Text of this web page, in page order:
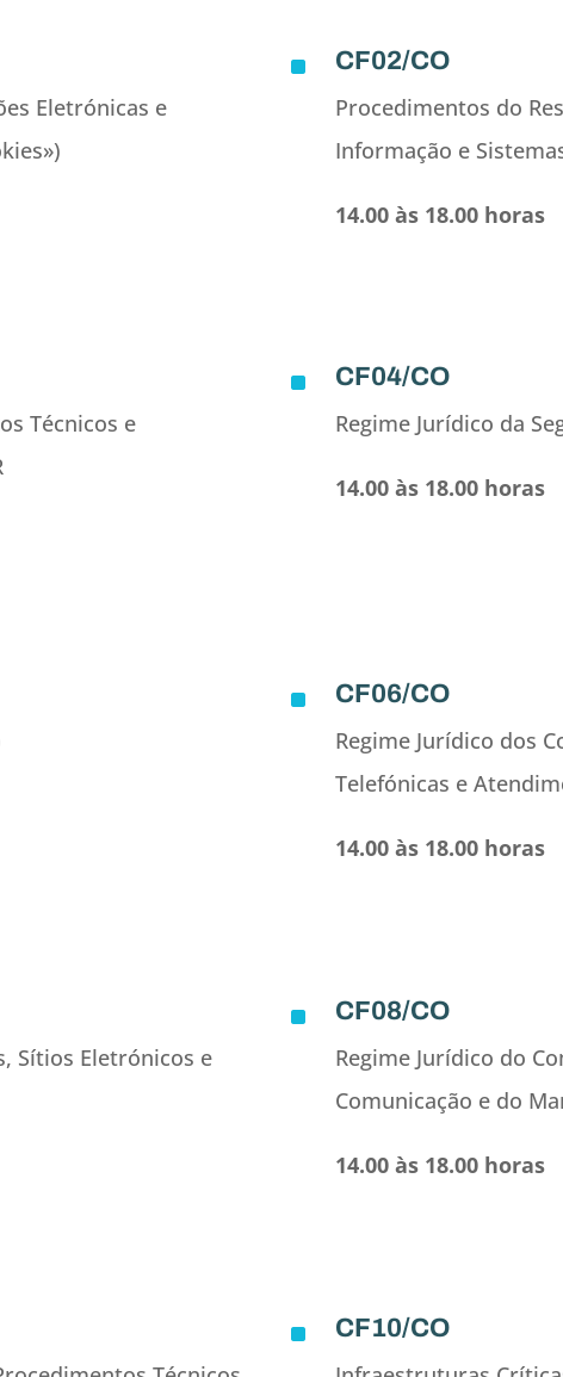
Eletrónicas e
^
CF02/CO
Procedimentos do
Informação e
14.00 às 18.00 horas
Técnicos e
^
CF04/CO
Regime Jurídico da
14.00 às 18.00 horas
^
CF06/CO
Regime Jurídico dos
Telefónicas e
14.00 às 18.00 horas
Sítios Eletrónicos e
^
CF08/CO
Regime Jurídico do
Comunicação e do
14.00 às 18.00 horas
^
CF10/CO